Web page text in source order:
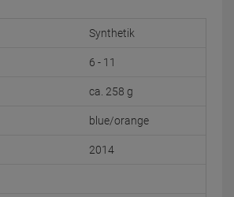
Synthetik
6 - 11
ca. 258 g
blue/orange
2014